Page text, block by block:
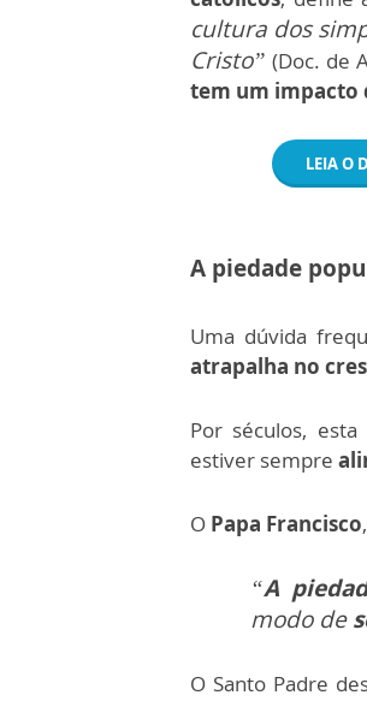
cultura dos
Cristo” (Doc. de
tem um impacto
LEIA O
A piedade
Uma dúvida
atrapalha no
Por séculos,
estiver sempre
O Papa Francisco
“A
modo de
O Santo Padre